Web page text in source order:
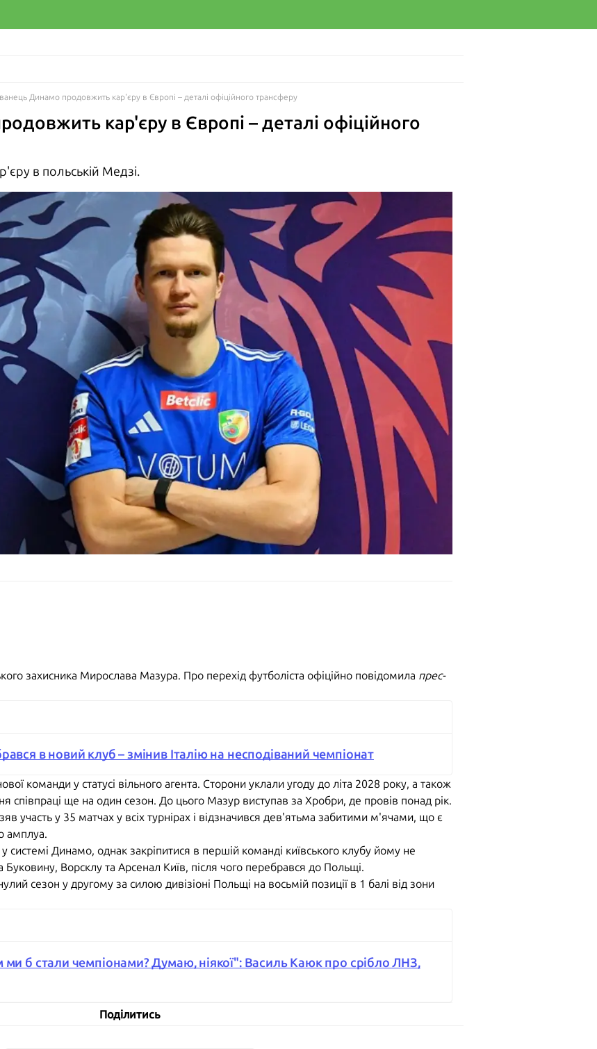
Динамо продовжить кар'єру в Європі – деталі офіційного трансферу
кар'єру в Європі – деталі офіційного
в польській Медзі.
захисника Мирослава Мазура. Про перехід футболіста офіційно повідомила прес-
в новий клуб – змінив Італію на несподіваний чемпіонат
команди у статусі вільного агента. Сторони уклали угоду до літа 2028 року, а також
співпраці ще на один сезон. До цього Мазур виступав за Хробри, де провів понад рік.
участь у 35 матчах у всіх турнірах і відзначився дев'ятьма забитими м'ячами, що є
амплуа.
Динамо, однак закріпитися в першій команді київського клубу йому не
Буковину, Ворсклу та Арсенал Київ, після чого перебрався до Польщі.
сезон у другому за силою дивізіоні Польщі на восьмій позиції в 1 балі від зони
б стали чемпіонами? Думаю, ніякої": Василь Каюк про срібло ЛНЗ,
Поділитись